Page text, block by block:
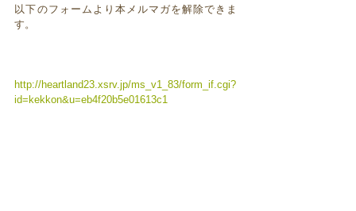
以下のフォームより本メルマガを解除できま
す。
http://heartland23.xsrv.jp/ms_v1_83/form_if.cgi?
id=kekkon&u=eb4f20b5e01613c1